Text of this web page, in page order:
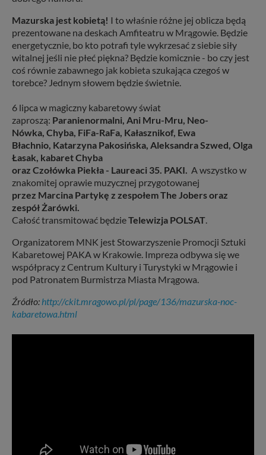
Mazurska jest kobietą! I to właśnie różne jej oblicza będą
prezentowane na deskach Amfiteatru w Mrągowie. Będzie
energetycznie, bo kto potrafi tyle wykrzesać z siebie siły
witalnej jeśli nie płeć piękna? Będzie komicznie - bo czy jest
coś równie zabawnego jak kobieta szukająca czegoś w
torebce? Jednym słowem będzie świetnie.
6 lipca w magiczny kabaretowy świat
zaproszą: Paranienormalni, Ani Mru-Mru, Neo-
Nówka, Chyba, FiFa-RaFa, Kałasznikof, Ewa
Błachnio, Katarzyna Pakosińska, Aleksandra Szwed, Olga
Łasak, kabaret Chyba
oraz Czołówka Piekła - Laureaci 35. PAKI. A wszystko w
znakomitej oprawie muzycznej przygotowanej
przez Marcina Partykę z zespołem The Jobers oraz
zespół Żarówki.
Całość transmitować będzieTelewizja POLSAT.
Organizatorem MNK jest Stowarzyszenie Promocji Sztuki
Kabaretowej PAKA w Krakowie. Impreza odbywa się we
współpracy z Centrum Kultury i Turystyki w Mrągowie i
pod Patronatem Burmistrza Miasta Mrągowa.
Źródło: http://ckit.mragowo.pl/pl/page/136/mazurska-noc-
kabaretowa.html